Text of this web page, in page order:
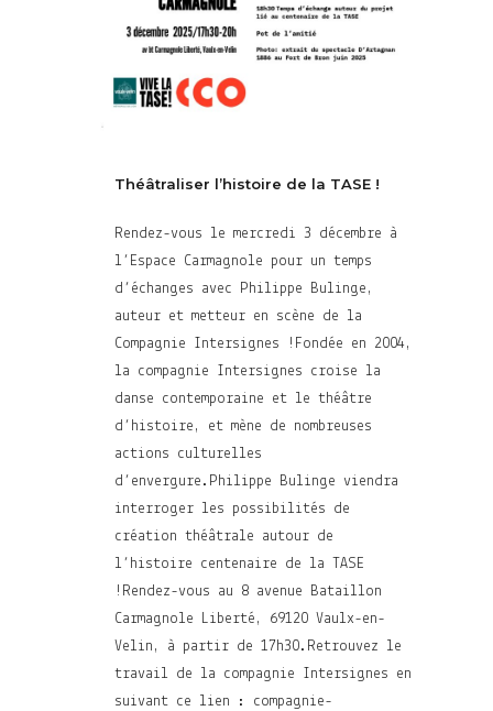
Théâtraliser l’histoire de la TASE !
Rendez-vous le mercredi 3 décembre à
l’Espace Carmagnole pour un temps
d’échanges avec Philippe Bulinge,
auteur et metteur en scène de la
Compagnie Intersignes !Fondée en 2004,
la compagnie Intersignes croise la
danse contemporaine et le théâtre
d’histoire, et mène de nombreuses
actions culturelles
d’envergure.Philippe Bulinge viendra
interroger les possibilités de
création théâtrale autour de
l’histoire centenaire de la TASE
!Rendez-vous au 8 avenue Bataillon
Carmagnole Liberté, 69120 Vaulx-en-
Velin, à partir de 17h30.Retrouvez le
travail de la compagnie Intersignes en
suivant ce lien : compagnie-